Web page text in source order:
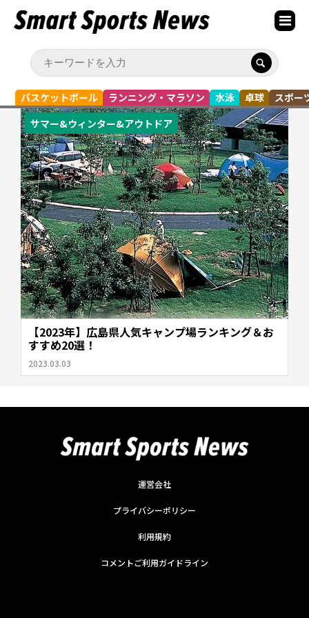
バスケットボール ランニング・マラソン 水泳 卓球
スポー
サマー&ウィンター&アウトドア
【2023年】広島県人気キャンプ場ランキング＆お
すすめ20選！
2023.03.03
運営会社
プライバシーポリシー
利用規約
コメントご利用ガイドライン